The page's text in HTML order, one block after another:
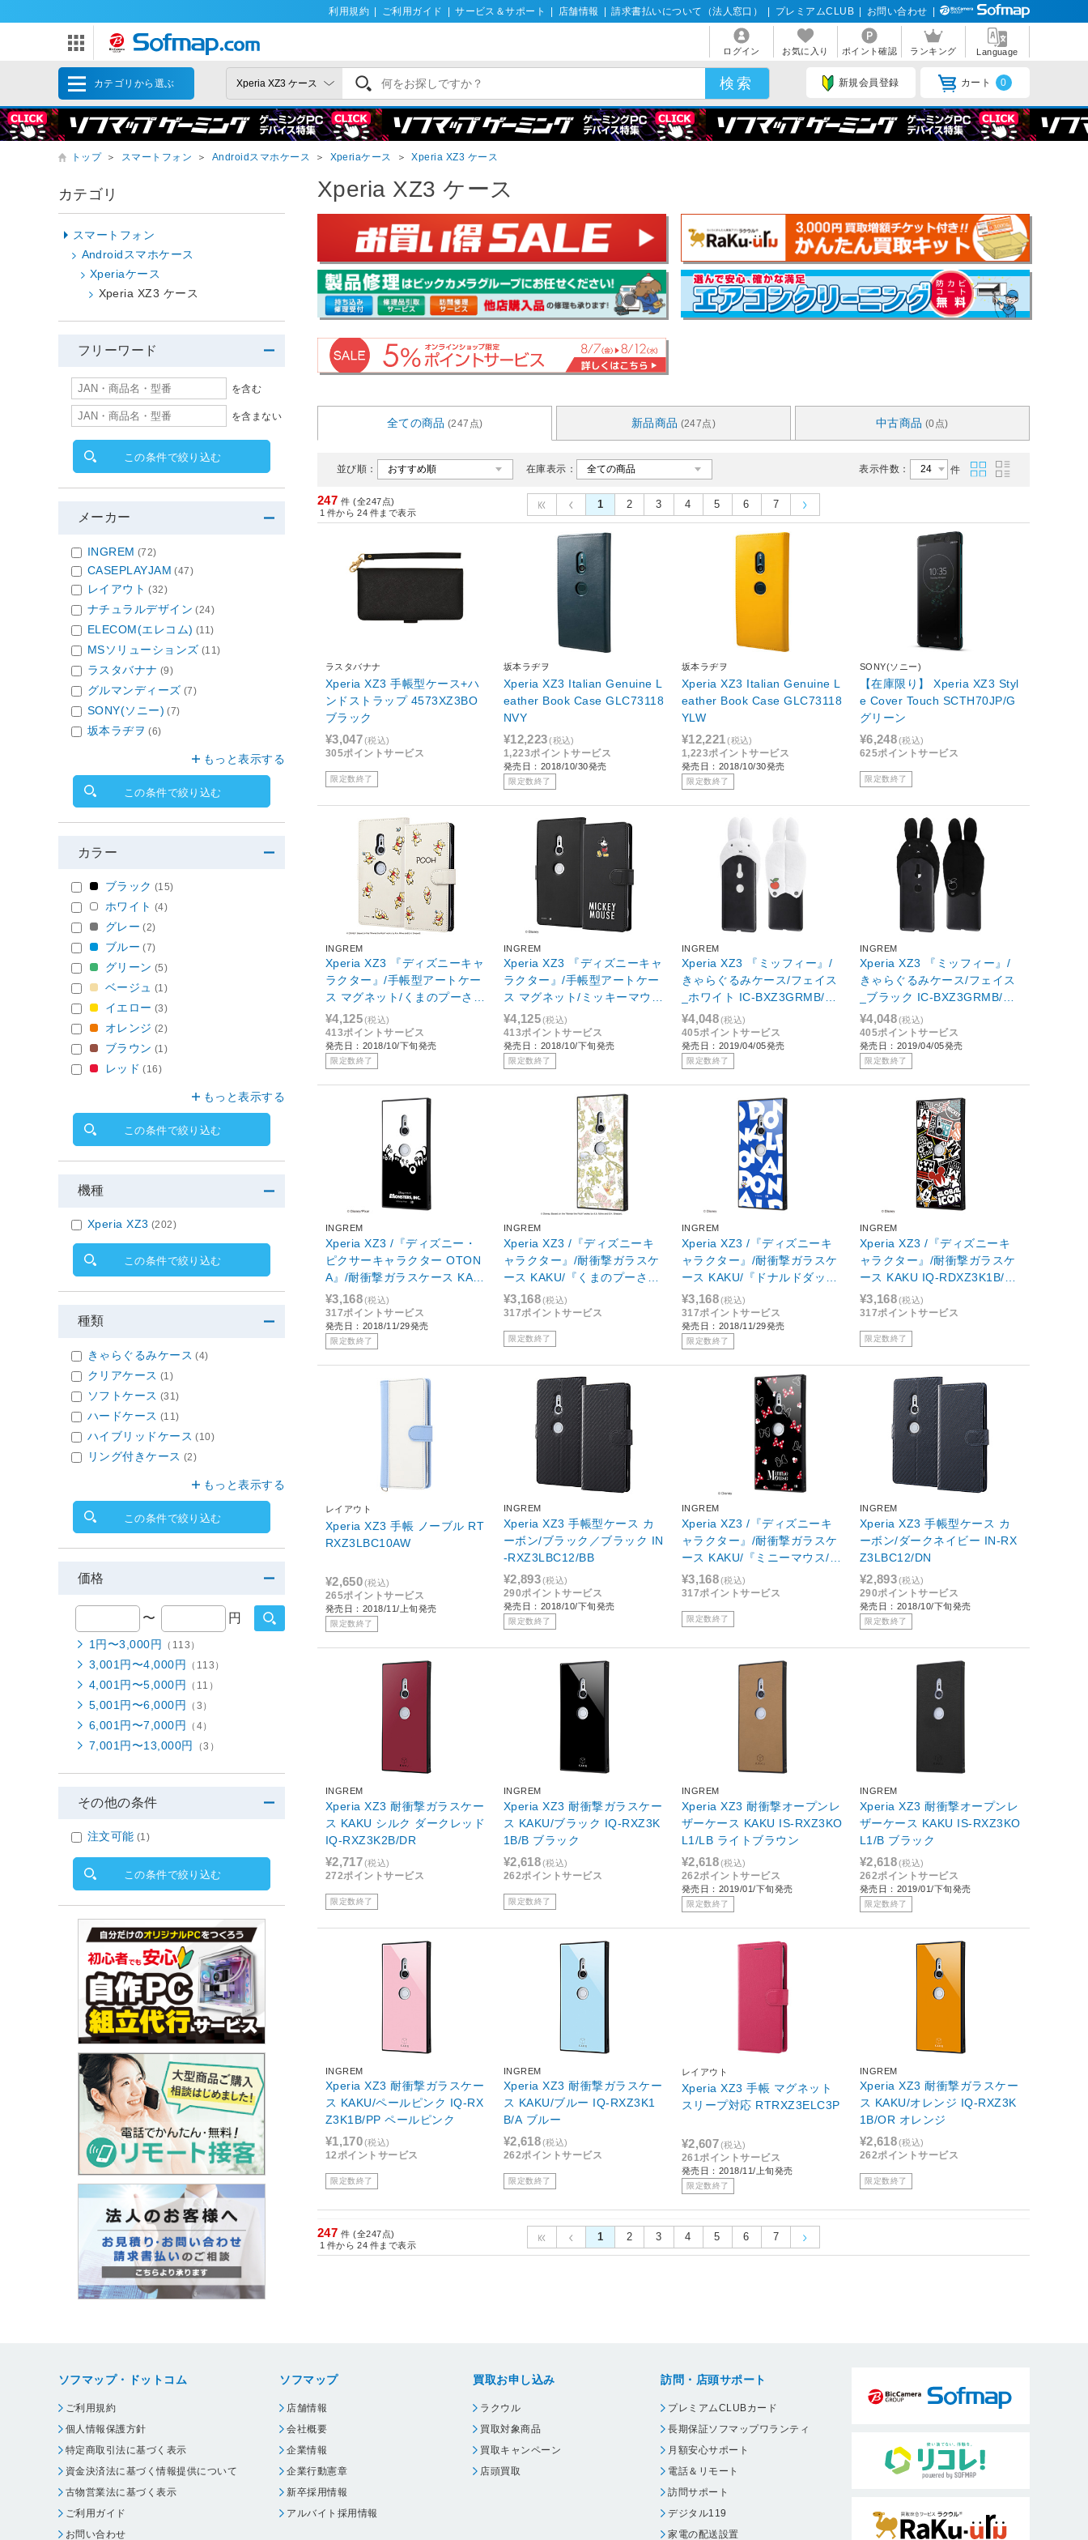
利用規約 ご利用ガイド サービス＆サポート 店舗情報 請求書払いについて（法人窓口） プレミアムCLUB お問い合わせ
ログイン お気に入り ポイント確認 ランキング Language
カテゴリから選ぶ 新規会員登録 カート 0
トップ ＞ スマートフォン ＞ Androidスマホケース ＞ Xperiaケース ＞ Xperia XZ3 ケース
Xperia XZ3 ケース
全ての商品 (247点) 新品商品 (247点) 中古商品 (0点)
並び順： 在庫表示： 表示件数： 件
247 件 (全247点)
1 件から 24 件まで表示
1 2 3 4 5 6 7
ラスタバナナ
Xperia XZ3 手帳型ケース+ハ
ンドストラップ 4573XZ3BO
ブラック
¥3,047(税込)
305ポイントサービス
限定数終了
坂本ラヂヲ
Xperia XZ3 Italian Genuine L
eather Book Case GLC73118
NVY
¥12,223(税込)
1,223ポイントサービス
発売日：2018/10/30発売
限定数終了
坂本ラヂヲ
Xperia XZ3 Italian Genuine L
eather Book Case GLC73118
YLW
¥12,221(税込)
1,223ポイントサービス
発売日：2018/10/30発売
限定数終了
SONY(ソニー)
【在庫限り】 Xperia XZ3 Styl
e Cover Touch SCTH70JP/G
グリーン
¥6,248(税込)
625ポイントサービス
限定数終了
INGREM
Xperia XZ3 『ディズニーキャ
ラクター』/手帳型アートケー
ス マグネット/くまのプーさん
_018 IN-RDXZ3MLC2/PO018
¥4,125(税込)
413ポイントサービス
発売日：2018/10/下旬発売
限定数終了
INGREM
Xperia XZ3 『ディズニーキャ
ラクター』/手帳型アートケー
ス マグネット/ミッキーマウス
_025 IN-RDXZ3MLC2/MK025
¥4,125(税込)
413ポイントサービス
発売日：2018/10/下旬発売
限定数終了
INGREM
Xperia XZ3 『ミッフィー』/
きゃらぐるみケース/フェイス
_ホワイト IC-BXZ3GRMB/MF
01
¥4,048(税込)
405ポイントサービス
発売日：2019/04/05発売
限定数終了
INGREM
Xperia XZ3 『ミッフィー』/
きゃらぐるみケース/フェイス
_ブラック IC-BXZ3GRMB/MF
02
¥4,048(税込)
405ポイントサービス
発売日：2019/04/05発売
限定数終了
INGREM
Xperia XZ3 /『ディズニー・
ピクサーキャラクター OTON
A』/耐衝撃ガラスケース KAK
U/『モンスターズ・インク』_
22 IQ-RDXZ3K1B/MI001
¥3,168(税込)
317ポイントサービス
発売日：2018/11/29発売
限定数終了
INGREM
Xperia XZ3 /『ディズニーキ
ャラクター』/耐衝撃ガラスケ
ース KAKU/『くまのプーさん/
ナチュラル』 IQ-DXZ3K1B/P
O008
¥3,168(税込)
317ポイントサービス
限定数終了
INGREM
Xperia XZ3 /『ディズニーキ
ャラクター』/耐衝撃ガラスケ
ース KAKU/『ドナルドダック/
I AM』 IQ-RDXZ3K1B/DD001
¥3,168(税込)
317ポイントサービス
発売日：2018/11/29発売
限定数終了
INGREM
Xperia XZ3 /『ディズニーキ
ャラクター』/耐衝撃ガラスケ
ース KAKU IQ-RDXZ3K1B/M
K002 『Collage/ブラック』
¥3,168(税込)
317ポイントサービス
限定数終了
レイアウト
Xperia XZ3 手帳 ノーブル RT
RXZ3LBC10AW
¥2,650(税込)
265ポイントサービス
発売日：2018/11/上旬発売
限定数終了
INGREM
Xperia XZ3 手帳型ケース カ
ーボン/ブラック／ブラック IN
-RXZ3LBC12/BB
¥2,893(税込)
290ポイントサービス
発売日：2018/10/下旬発売
限定数終了
INGREM
Xperia XZ3 /『ディズニーキ
ャラクター』/耐衝撃ガラスケ
ース KAKU/『ミニーマウス/O
TONA BLACK』 IQ-DXZ3K1
B/MN005
¥3,168(税込)
317ポイントサービス
限定数終了
INGREM
Xperia XZ3 手帳型ケース カ
ーボン/ダークネイビー IN-RX
Z3LBC12/DN
¥2,893(税込)
290ポイントサービス
発売日：2018/10/下旬発売
限定数終了
INGREM
Xperia XZ3 耐衝撃ガラスケー
ス KAKU シルク ダークレッド
IQ-RXZ3K2B/DR
¥2,717(税込)
272ポイントサービス
限定数終了
INGREM
Xperia XZ3 耐衝撃ガラスケー
ス KAKU/ブラック IQ-RXZ3K
1B/B ブラック
¥2,618(税込)
262ポイントサービス
限定数終了
INGREM
Xperia XZ3 耐衝撃オープンレ
ザーケース KAKU IS-RXZ3KO
L1/LB ライトブラウン
¥2,618(税込)
262ポイントサービス
発売日：2019/01/下旬発売
限定数終了
INGREM
Xperia XZ3 耐衝撃オープンレ
ザーケース KAKU IS-RXZ3KO
L1/B ブラック
¥2,618(税込)
262ポイントサービス
発売日：2019/01/下旬発売
限定数終了
INGREM
Xperia XZ3 耐衝撃ガラスケー
ス KAKU/ペールピンク IQ-RX
Z3K1B/PP ペールピンク
¥1,170(税込)
12ポイントサービス
限定数終了
INGREM
Xperia XZ3 耐衝撃ガラスケー
ス KAKU/ブルー IQ-RXZ3K1
B/A ブルー
¥2,618(税込)
262ポイントサービス
限定数終了
レイアウト
Xperia XZ3 手帳 マグネット
スリープ対応 RTRXZ3ELC3P
¥2,607(税込)
261ポイントサービス
発売日：2018/11/上旬発売
限定数終了
INGREM
Xperia XZ3 耐衝撃ガラスケー
ス KAKU/オレンジ IQ-RXZ3K
1B/OR オレンジ
¥2,618(税込)
262ポイントサービス
限定数終了
247 件 (全247点)
1 件から 24 件まで表示
1 2 3 4 5 6 7
カテゴリ
スマートフォン
Androidスマホケース
Xperiaケース
Xperia XZ3 ケース
フリーワード
を含む
を含まない
この条件で絞り込む
メーカー
INGREM (72)
CASEPLAYJAM (47)
レイアウト (32)
ナチュラルデザイン (24)
ELECOM(エレコム) (11)
MSソリューションズ (11)
ラスタバナナ (9)
グルマンディーズ (7)
SONY(ソニー) (7)
坂本ラヂヲ (6)
もっと表示する
この条件で絞り込む
カラー
ブラック (15)
ホワイト (4)
グレー (2)
ブルー (7)
グリーン (5)
ベージュ (1)
イエロー (3)
オレンジ (2)
ブラウン (1)
レッド (16)
もっと表示する
この条件で絞り込む
機種
Xperia XZ3 (202)
この条件で絞り込む
種類
きゃらぐるみケース (4)
クリアケース (1)
ソフトケース (31)
ハードケース (11)
ハイブリッドケース (10)
リング付きケース (2)
もっと表示する
この条件で絞り込む
価格
〜 円
1円〜3,000円 （113）
3,001円〜4,000円 （113）
4,001円〜5,000円 （11）
5,001円〜6,000円 （3）
6,001円〜7,000円 （4）
7,001円〜13,000円 （3）
その他の条件
注文可能 (1)
この条件で絞り込む
ソフマップ・ドットコム
ご利用規約
個人情報保護方針
特定商取引法に基づく表示
資金決済法に基づく情報提供について
古物営業法に基づく表示
ご利用ガイド
お問い合わせ
ソフマップ
店舗情報
会社概要
企業情報
企業行動憲章
新卒採用情報
アルバイト採用情報
買取お申し込み
ラクウル
買取対象商品
買取キャンペーン
店頭買取
訪問・店頭サポート
プレミアムCLUBカード
長期保証ソフマップワランティ
月額安心サポート
電話＆リモート
訪問サポート
デジタル119
家電の配送設置